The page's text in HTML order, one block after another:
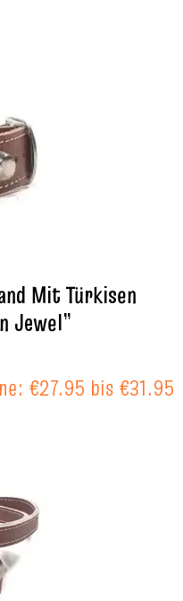
Mit Türkisen
Jewel”
€27.95 bis €31.95